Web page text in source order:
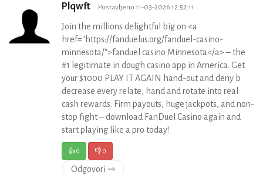
Plqwft Postavljeno 11-03-2026 12:52:11
Join the millions delightful big on <a
href="https://fanduelus.org/fanduel-casino-
minnesota/">fanduel casino Minnesota</a> – the
#1 legitimate in dough casino app in America. Get
your $1000 PLAY IT AGAIN hand-out and deny b
decrease every relate, hand and rotate into real
cash rewards. Firm payouts, huge jackpots, and non-
stop fight – download FanDuel Casino again and
start playing like a pro today!
👍0 👎0
Odgovori ⇾